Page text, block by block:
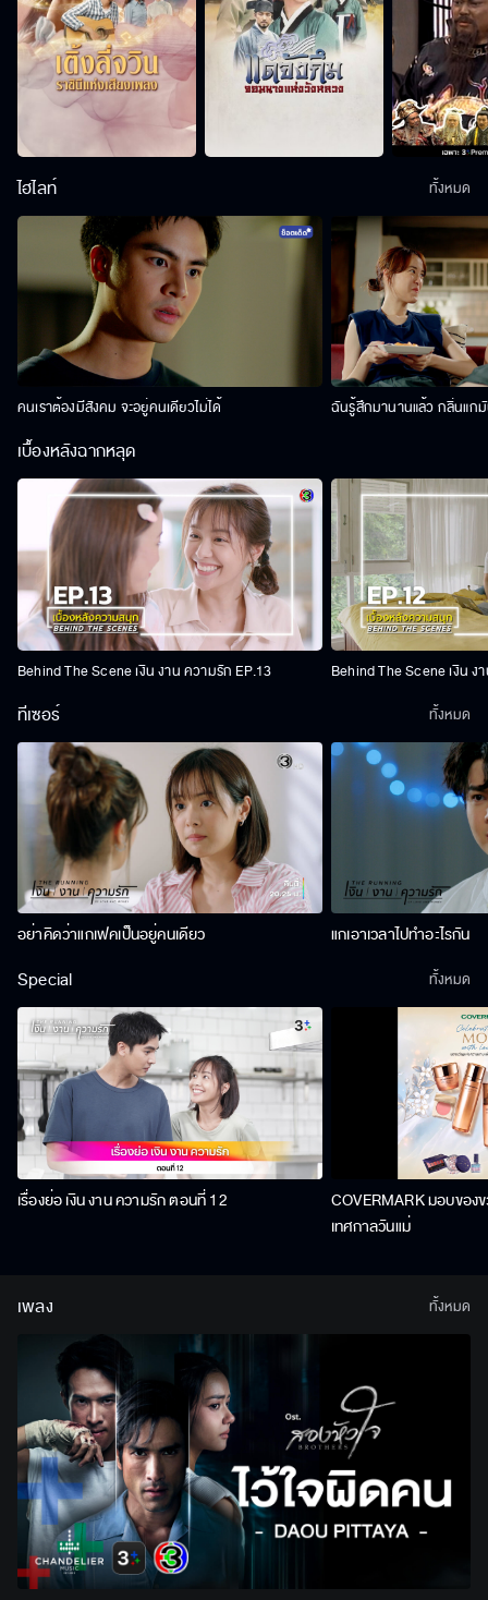
ไฮไลท์
คนเราต้องมีสังคม จะอยู่คนเดียวไม่ได้ ฉันรู้สึกมานานแล้ว กลิ่นแก
ทั้งหมด
เบื้องหลังฉากหลุด
Behind The Scene เงิน งาน ความรัก EP.13 Behind The Scene เงิน ง
ทีเซอร์
อย่าคิดว่าแกเฟคเป็นอยู่คนเดียว แกเอาเวลาไปทำอะไรกัน
ทั้งหมด
Special
เรื่องย่อ เงิน งาน ความรัก ตอนที่ 12
COVERMARK มอบขอ
เทศกาลวันแม่
ทั้งหมด
เพลง ทั้งหมด